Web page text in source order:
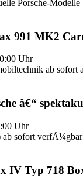
Porsche-
991 MK2
Uhr
ab sofort
â€“
Uhr
ab sofort
IV Typ 718